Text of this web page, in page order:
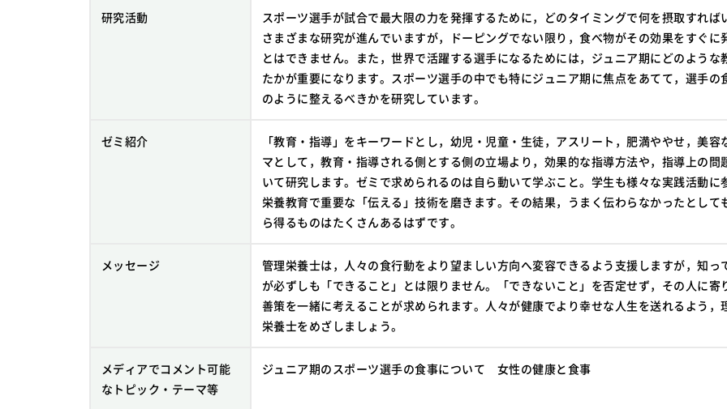
研究活動
スポーツ選手が試合で最大限の力を発揮するために，どのタイミングで何を摂取すれば
さまざまな研究が進んでいますが，ドーピングでない限り，食べ物がその効果をすぐに
とはできません。また，世界で活躍する選手になるためには，ジュニア期にどのような
たかが重要になります。スポーツ選手の中でも特にジュニア期に焦点をあてて，選手の
のように整えるべきかを研究しています。
ゼミ紹介
「教育・指導」をキーワードとし，幼児・児童・生徒，アスリート，肥満ややせ，美容
マとして，教育・指導される側とする側の立場より，効果的な指導方法や，指導上の問
いて研究します。ゼミで求められるのは自ら動いて学ぶこと。学生も様々な実践活動に
栄養教育で重要な「伝える」技術を磨きます。その結果，うまく伝わらなかったとして
ら得るものはたくさんあるはずです。
メッセージ
管理栄養士は，人々の食行動をより望ましい方向へ変容できるよう支援しますが，知っ
が必ずしも「できること」とは限りません。「できないこと」を否定せず，その人に寄
善策を一緒に考えることが求められます。人々が健康でより幸せな人生を送れるよう，
栄養士をめざしましょう。
メディアでコメント可能
なトピック・テーマ等
ジュニア期のスポーツ選手の食事について 女性の健康と食事